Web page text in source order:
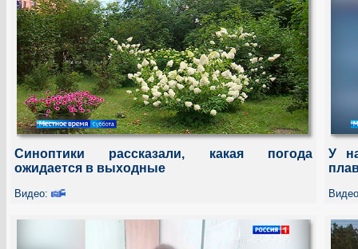
Синоптики рассказали, какая погода
ожидается в выходные
Видео:
У